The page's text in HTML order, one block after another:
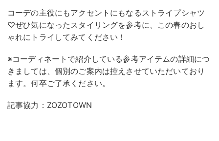
コーデの主役にもアクセントにもなるストライプシャツ
♡ぜひ気になったスタイリングを参考に、この春のおし
ゃれにトライしてみてください！
※コーディネートで紹介している参考アイテムの詳細につ
きましては、個別のご案内は控えさせていただいており
ます。何卒ご了承ください。
記事協力：ZOZOTOWN